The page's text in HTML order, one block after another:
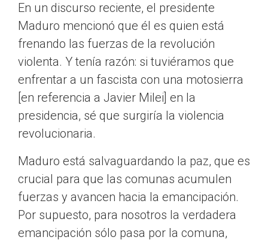
En un discurso reciente, el presidente
Maduro mencionó que él es quien está
frenando las fuerzas de la revolución
violenta. Y tenía razón: si tuviéramos que
enfrentar a un fascista con una motosierra
[en referencia a Javier Milei] en la
presidencia, sé que surgiría la violencia
revolucionaria.
Maduro está salvaguardando la paz, que es
crucial para que las comunas acumulen
fuerzas y avancen hacia la emancipación.
Por supuesto, para nosotros la verdadera
emancipación sólo pasa por la comuna,